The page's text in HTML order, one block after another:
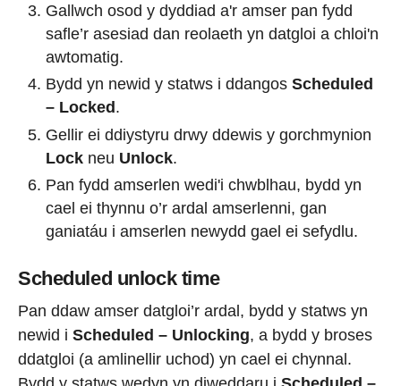
Gallwch osod y dyddiad a'r amser pan fydd
safle’r asesiad dan reolaeth yn datgloi a chloi'n
awtomatig.
Bydd yn newid y statws i ddangos Scheduled
– Locked .
Gellir ei ddiystyru drwy ddewis y gorchmynion
Lock neu Unlock.
Pan fydd amserlen wedi'i chwblhau, bydd yn
cael ei thynnu o’r ardal amserlenni, gan
ganiatáu i amserlen newydd gael ei sefydlu.
Scheduled unlock time
Pan ddaw amser datgloi’r ardal, bydd y statws yn
newid i Scheduled – Unlocking, a bydd y broses
ddatgloi (a amlinellir uchod) yn cael ei chynnal.